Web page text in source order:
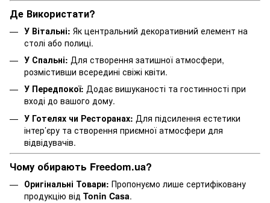
Де Використати?
У Вітальні: Як центральний декоративний елемент на
столі або полиці.
У Спальні: Для створення затишної атмосфери,
розмістивши всередині свіжі квіти.
У Передпокої: Додає вишуканості та гостинності при
вході до вашого дому.
У Готелях чи Ресторанах: Для підсилення естетики
інтер’єру та створення приємної атмосфери для
відвідувачів.
Чому обирають Freedom.ua?
Оригінальні Товари: Пропонуємо лише сертифіковану
продукцію від Tonin Casa.